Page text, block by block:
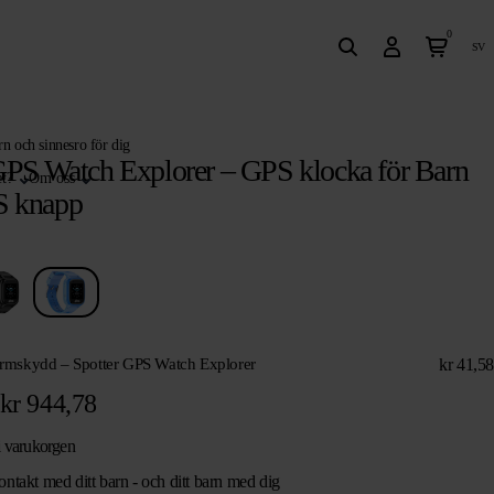
Om oss
0
sv
och sinnesro för dig
Watch Explorer – GPS klocka för Barn
knapp
– Spotter GPS Watch Explorer kr41,58
kr944,78
varukorgen
med ditt barn - och ditt barn med dig